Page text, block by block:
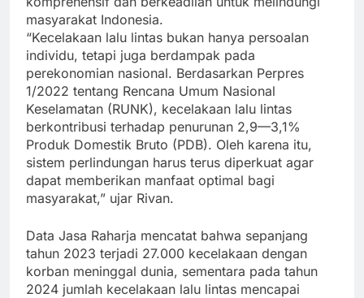
masyarakat Indonesia.
“Kecelakaan lalu lintas bukan hanya persoalan
individu, tetapi juga berdampak pada
perekonomian nasional. Berdasarkan Perpres
1/2022 tentang Rencana Umum Nasional
Keselamatan (RUNK), kecelakaan lalu lintas
berkontribusi terhadap penurunan 2,9—3,1%
Produk Domestik Bruto (PDB). Oleh karena itu,
sistem perlindungan harus terus diperkuat agar
dapat memberikan manfaat optimal bagi
masyarakat,” ujar Rivan.
Data Jasa Raharja mencatat bahwa sepanjang
tahun 2023 terjadi 27.000 kecelakaan dengan
korban meninggal dunia, sementara pada tahun
2024 jumlah kecelakaan lalu lintas mencapai